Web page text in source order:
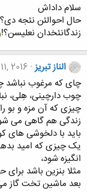
سلام داداش
حال احوالئن نئجه دی؟
زندگانئخدان نعلیسن؟!
الناز تبریز 2016
چای که مرغوب نباشد
چوب دارچینی، هِلی،
چیزی که آن مزه و بو
زندگی هم گاهی می
باید با دلخوشی
یک چیزی که امید
انگیزه شود،
مثلا بنزین باشد
بعد ماشین تخت گاز